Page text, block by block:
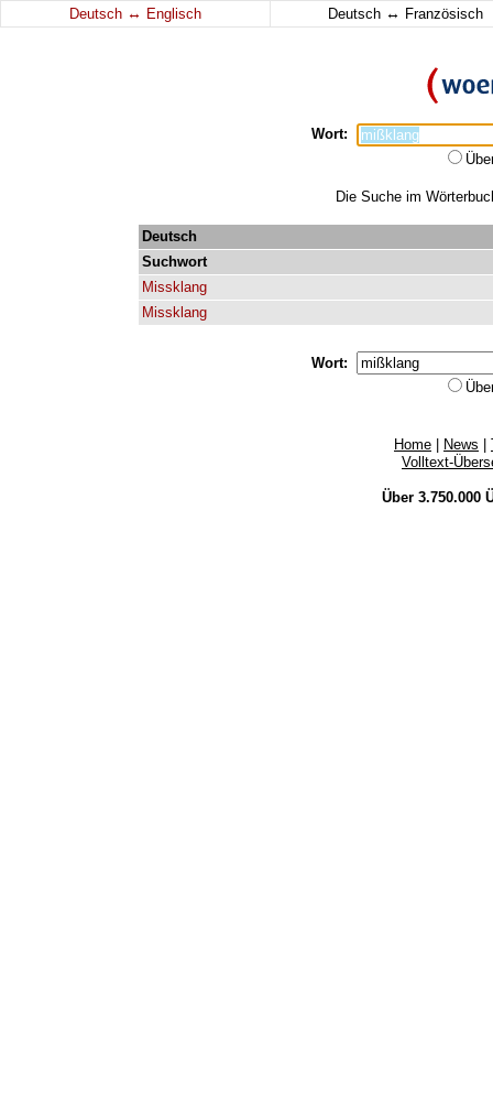
Deutsch ↔ Englisch Deutsch ↔ Französisch
Wort:
Die Suche im
Deutsch
Suchwort
Missklang
Missklang
Wort:
Home News
Volltext-
Über 3.750.000